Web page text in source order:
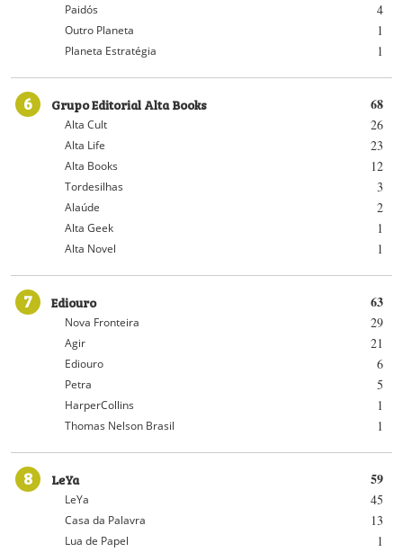
4
Paidós
1
Outro Planeta
1
Planeta Estratégia
6 68
Grupo Editorial Alta Books
26
Alta Cult
23
Alta Life
12
Alta Books
3
Tordesilhas
2
Alaúde
1
Alta Geek
1
Alta Novel
7 63
Ediouro
29
Nova Fronteira
21
Agir
6
Ediouro
5
Petra
1
HarperCollins
1
Thomas Nelson Brasil
8 59
LeYa
45
LeYa
13
Casa da Palavra
1
Lua de Papel